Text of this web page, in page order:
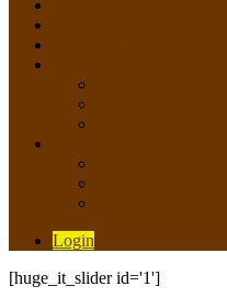
Login
[huge_it_slider id='1']